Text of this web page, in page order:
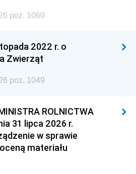
poz. 1060
2022 r. o
Zwierząt
poz. 1049
ROLNICTWA
31 lipca 2026 r.
w sprawie
materiału